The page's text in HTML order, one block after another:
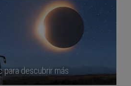
para descubrir más